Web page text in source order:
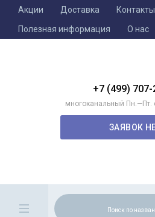
Акции Доставка
Контакты
Полезная информация
О нас
+7 (499) 707-
многоканальный Пн.—Пт.
ЗАЯВОК